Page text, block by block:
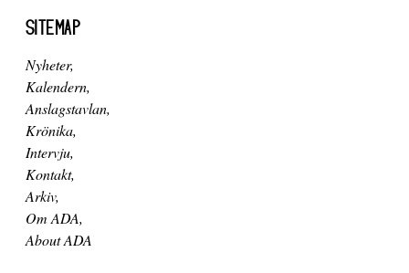
SITEMAP
Nyheter
Kalendern
Anslagstavlan
Krönika
Intervju
Kontakt
Arkiv
Om ADA
About ADA